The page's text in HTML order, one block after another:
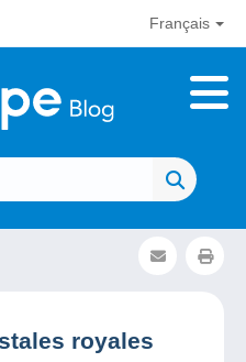
Français
royales